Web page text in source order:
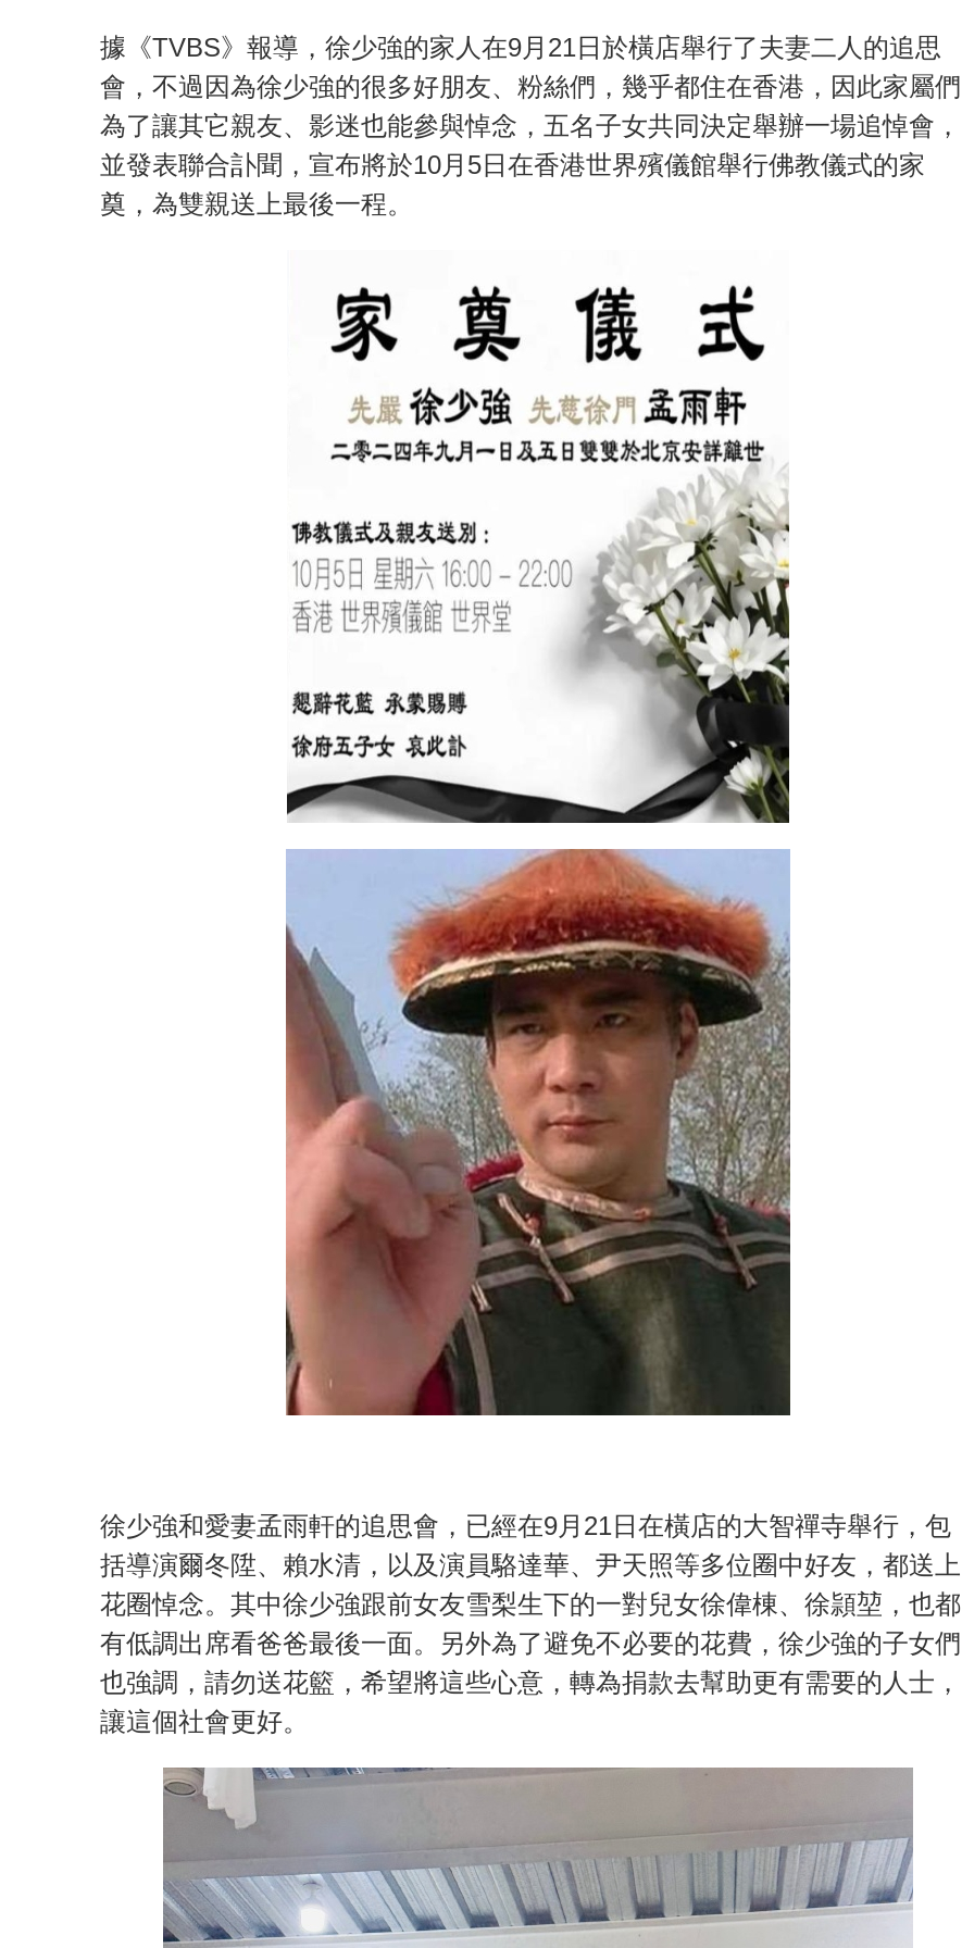
據《TVBS》報導，徐少強的家人在9月21日於橫店舉行了夫妻二人的追思
會，不過因為徐少強的很多好朋友、粉絲們，幾乎都住在香港，因此家屬們
為了讓其它親友、影迷也能參與悼念，五名子女共同決定舉辦一場追悼會，
並發表聯合訃聞，宣布將於10月5日在香港世界殯儀館舉行佛教儀式的家
奠，為雙親送上最後一程。
徐少強和愛妻孟雨軒的追思會，已經在9月21日在橫店的大智禪寺舉行，包
括導演爾冬陞、賴水清，以及演員駱達華、尹天照等多位圈中好友，都送上
花圈悼念。其中徐少強跟前女友雪梨生下的一對兒女徐偉棟、徐頴堃，也都
有低調出席看爸爸最後一面。另外為了避免不必要的花費，徐少強的子女們
也強調，請勿送花籃，希望將這些心意，轉為捐款去幫助更有需要的人士，
讓這個社會更好。